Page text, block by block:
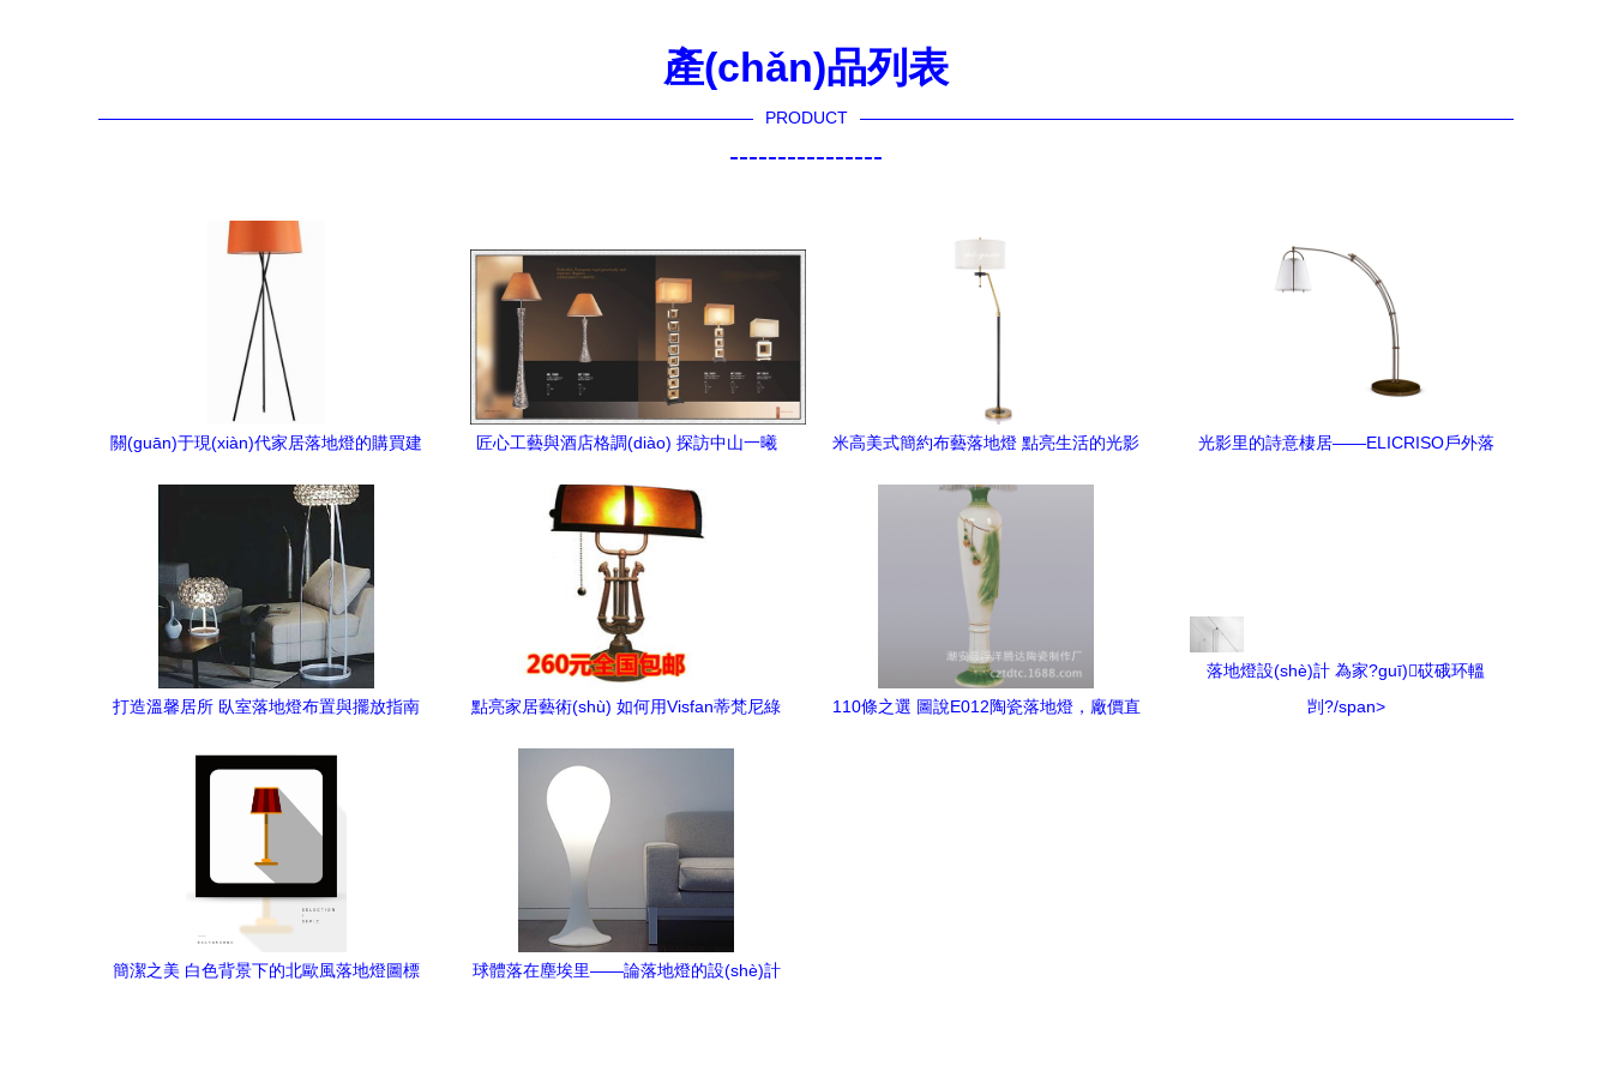
產(chǎn)品列表
PRODUCT
----------------
關(guān)于現(xiàn)代家居落地燈的購買建
匠心工藝與酒店格調(diào) 探訪中山一曦
路
米高美式簡約布藝落地燈 點亮生活的光影
光影里的詩意棲居——ELICRISO戶外落
打造溫馨居所 臥室落地燈布置與擺放指南
點亮家居藝術(shù) 如何用Visfan蒂梵尼綠
110條之選 圖說E012陶瓷落地燈，廠價直
落地燈設(shè)計 為家?guī)砹硪环轀
剀?/span>
簡潔之美 白色背景下的北歐風落地燈圖標
球體落在塵埃里——論落地燈的設(shè)計